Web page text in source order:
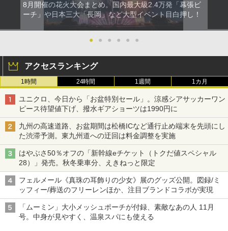
8月開催の花火大会まとめ。国内最大級2.4万発「幕張ビ
ーチ」や日本三大「長岡」など大型イベント目白押し！
● ● ● ● ● ●
アクセスランキング
1時間 24時間 1週間 1カ月
ユニクロ、今日から「お盆特別セール」。涼感シアサッカーワン
ピース待望値下げ、撥水ギアショーツは1990円に
九州の高速道路、お盆期間は松橋ICなど通行止め端末を先頭にし
た渋滞予測。東九州道への迂回は料金調整を実施
はやぶさ50％オフの「新幹線eチケット（トクだ値スペシャル
28）」発売。秋冬乗車分、えきねっと限定
フェルメール《真珠の耳飾りの少女》展のグッズ公開。図録/ミ
ッフィー/葬送のフリーレンほか、注目ブランドコラボが実現
「ムーミン」大小メッシュポーチが付録、素敵なあの人 11月
号。中身が見やすく、温泉スパにも使える